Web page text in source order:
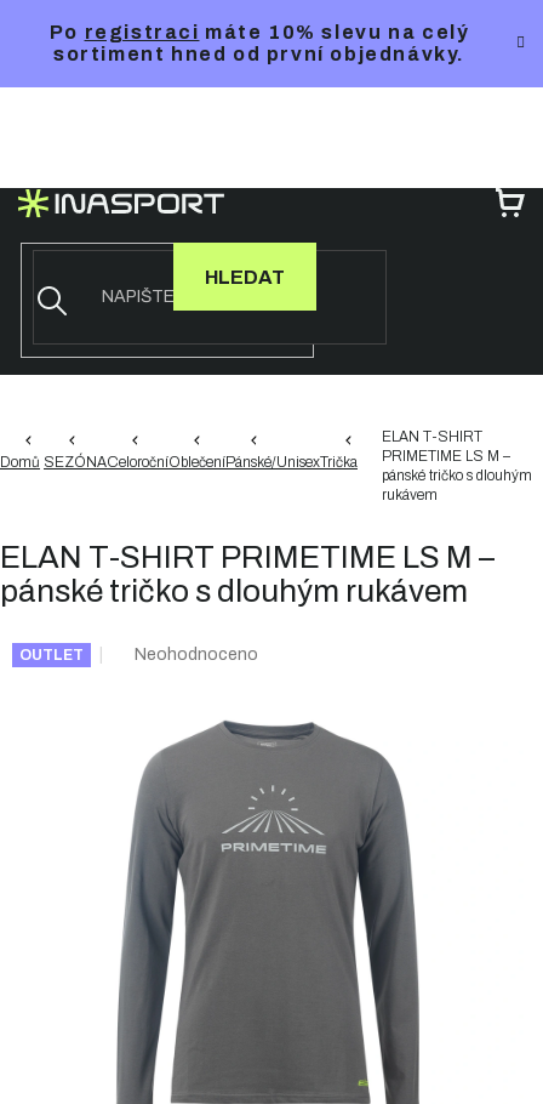
Po registraci máte 10% slevu na celý
sortiment hned od první objednávky.
HLEDAT
Domů SEZÓNACeloročníOblečeníPánské/UnisexTrička
ELAN T-SHIRT
PRIMETIME LS M –
pánské tričko s dlouhým
rukávem
ELAN T-SHIRT PRIMETIME LS M –
pánské tričko s dlouhým rukávem
OUTLET
Průměrné
5
hvězdiček.
Neohodnoceno